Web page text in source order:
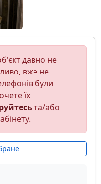
давно не
вже не
були
їх
та/або